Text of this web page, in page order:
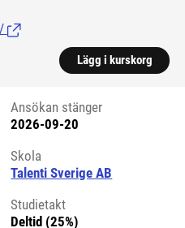
(Länk till extern sida.)
Lägg i kurskorg
Ansökan stänger
2026-09-20
Skola
Talenti Sverige AB
Studietakt
Deltid (25%)